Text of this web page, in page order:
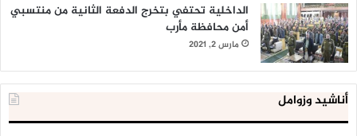
الداخلية تحتفي بتخرج الدفعة الثانية من منتسبي
أمن محافظة مأرب
مارس 2, 2021
أناشيد وزوامل